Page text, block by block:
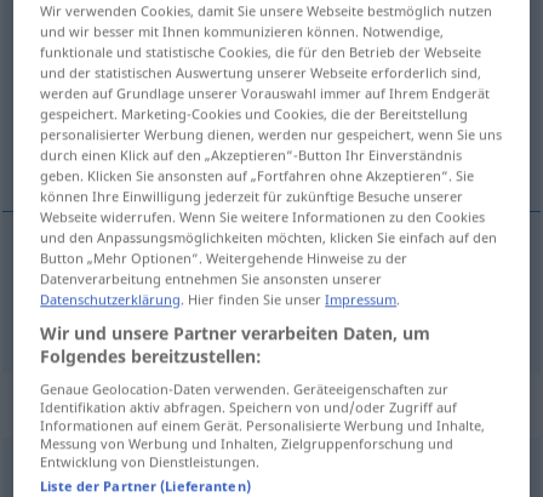
ungeduldigadj
Übersicht aller Übersetzungen
(Für mehr Details die Übersetzung anklicken/antippen)
impatient
impatient ungeduldig
„ungeduldig“: Adverb
ungeduldig adv
Wir verwenden Cookies, damit Sie unsere Webseite bestmöglich nutzen
und wir besser mit Ihnen kommunizieren können. Notwendige,
funktionale und statistische Cookies, die für den Betrieb der Webseite
und der statistischen Auswertung unserer Webseite erforderlich sind,
werden auf Grundlage unserer Vorauswahl immer auf Ihrem Endgerät
gespeichert. Marketing-Cookies und Cookies, die der Bereitstellung
personalisierter Werbung dienen, werden nur gespeichert, wenn Sie uns
durch einen Klick auf den „Akzeptieren“-Button Ihr Einverständnis
geben. Klicken Sie ansonsten auf „Fortfahren ohne Akzeptieren“. Sie
können Ihre Einwilligung jederzeit für zukünftige Besuche unserer
Webseite widerrufen. Wenn Sie weitere Informationen zu den Cookies
und den Anpassungsmöglichkeiten möchten, klicken Sie einfach auf den
Button „Mehr Optionen“. Weitergehende Hinweise zu der
Datenverarbeitung entnehmen Sie ansonsten unserer
Datenschutzerklärung. Hier finden Sie unserImpressum.
Wir und unsere Partner verarbeiten Daten, um
Folgendes bereitzustellen:
Genaue Geolocation-Daten verwenden. Geräteeigenschaften zur
Identifikation aktiv abfragen. Speichern von und/oder Zugriff auf
Informationen auf einem Gerät. Personalisierte Werbung und Inhalte,
Messung von Werbung und Inhalten, Zielgruppenforschung und
Entwicklung von Dienstleistungen.
Liste der Partner (Lieferanten)